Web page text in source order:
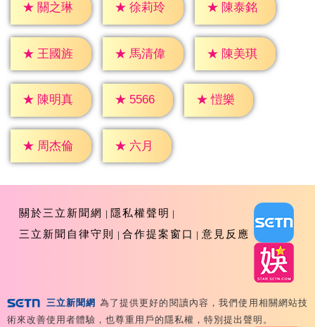
★ 關之琳 ★ 徐莉玲 ★ 陳泰銘
★ 王國旌 ★ 馬清偉 ★ 陳美琪
★ 陳明真 ★ 5566 ★ 愷樂
★ 周杰倫 ★ 六月
關於三立新聞網
隱私權聲明
三立新聞自律守則
合作提案窗口 意見反應
Copyright ©2026 Sanlih E-Television All Rights
三立新聞網 為了提供更好的閱讀內容，我們使用相關網站技
術來改善使用者體驗，也尊重用戶的隱私權，特別提出聲明。